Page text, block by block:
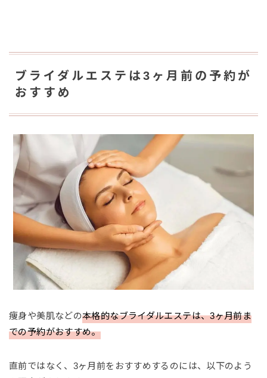
ブライダルエステは3ヶ月前の予約が
おすすめ
痩身や美肌などの本格的なブライダルエステは、3ヶ月前ま
での予約がおすすめ。
直前ではなく、3ヶ月前をおすすめするのには、以下のよう